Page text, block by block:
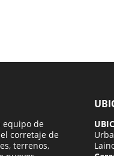
equipo de
corretaje de
terrenos,